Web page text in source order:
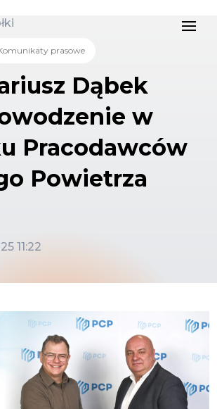
prasowe
Dąbek
w
Pracodawców
Powietrza
11:22